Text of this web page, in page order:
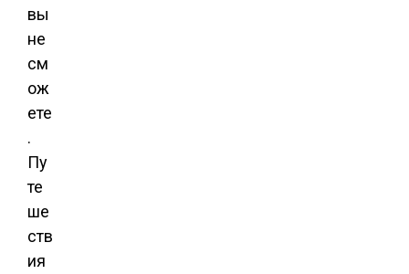
вы
не
см
ож
ете
.
Пу
те
ше
ств
ия